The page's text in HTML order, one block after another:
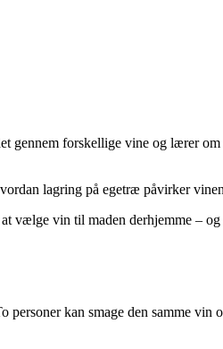
gennem forskellige vine og lærer om
lagring på egetræ påvirker
vælge vin til maden derhjemme –
personer kan smage den samme